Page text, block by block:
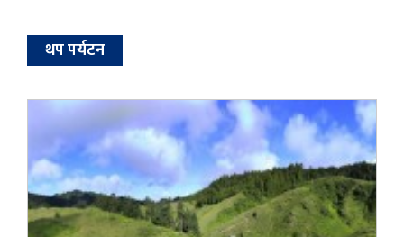
थप पर्यटन